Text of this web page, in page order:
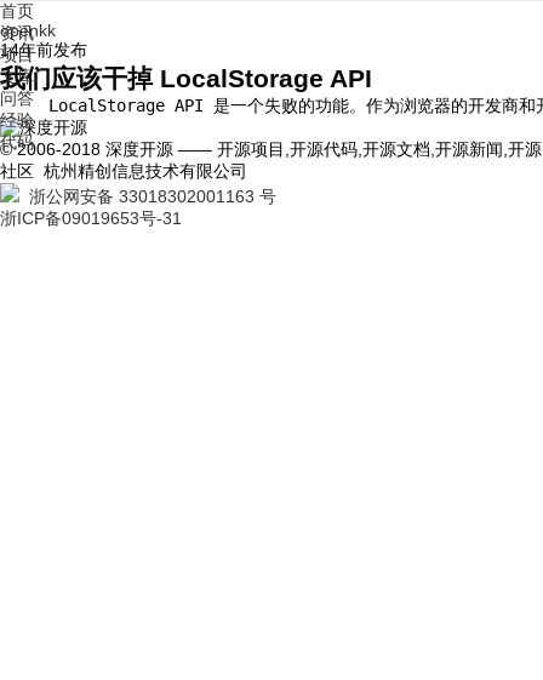
首页
资讯
项目
文库
问答
经验
代码
openkk
14年前发布
我们应该干掉 LocalStorage API
LocalStorage API 是一个失败的功能。作为浏览器的开发商
© 2006-2018 深度开源 —— 开源项目,开源代码,开源文档,开源新闻,开源
社区 杭州精创信息技术有限公司
浙公网安备 33018302001163 号
浙ICP备09019653号-31